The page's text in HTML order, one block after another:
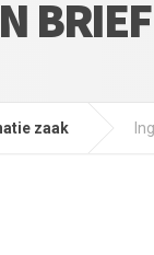
zaak